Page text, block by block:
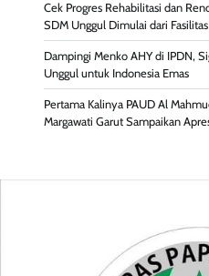
Cek Progres Rehabilitasi dan
SDM Unggul Dimulai dari
Dampingi Menko AHY di IPDN,
Unggul untuk Indonesia Emas
Pertama Kalinya PAUD Al
Margawati Garut Sampaikan